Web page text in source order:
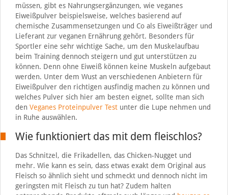
müssen, gibt es Nahrungsergänzungen, wie veganes
Eiweißpulver beispielsweise, welches basierend auf
chemische Zusammensetzungen und Co als Eiweißträger und
Lieferant zur veganen Ernährung gehört. Besonders für
Sportler eine sehr wichtige Sache, um den Muskelaufbau
beim Training dennoch steigern und gut unterstützen zu
können. Denn ohne Eiweiß können keine Muskeln aufgebaut
werden. Unter dem Wust an verschiedenen Anbietern für
Eiweißpulver den richtigen ausfindig machen zu können und
welches Pulver sich hier am besten eignet, sollte man sich
den Veganes Proteinpulver Testunter die Lupe nehmen und
in Ruhe auswählen.
Wie funktioniert das mit dem fleischlos?
Das Schnitzel, die Frikadellen, das Chicken-Nugget und
mehr. Wie kann es sein, dass etwas exakt dem Original aus
Fleisch so ähnlich sieht und schmeckt und dennoch nicht im
geringsten mit Fleisch zu tun hat? Zudem halten